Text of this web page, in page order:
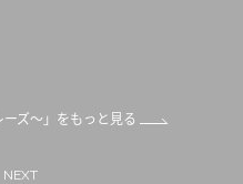
ーズ～」をもっと見る
NEXT